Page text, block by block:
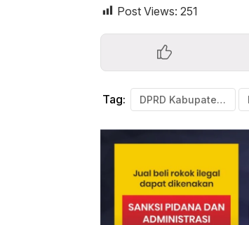
Post Views: 251
Tag: DPRD Kabupaten Pasuruan